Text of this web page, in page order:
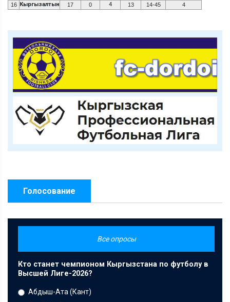
16 Кыргызалтын 17 0 4 13 14-45 4
Голосование
Все опросы
Кто станет чемпионом Кыргызстана по футболу в
Высшей Лиге-2026?
Абдыш-Ата (Кант)